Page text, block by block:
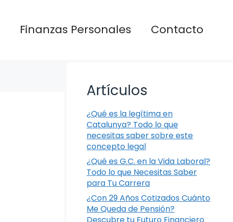
Finanzas Personales Contacto
Artículos
¿Qué es la legítima en
Catalunya? Todo lo que
necesitas saber sobre este
concepto legal
¿Qué es G.C. en la Vida Laboral?
Todo lo que Necesitas Saber
para Tu Carrera
¿Con 29 Años Cotizados Cuánto
Me Queda de Pensión?